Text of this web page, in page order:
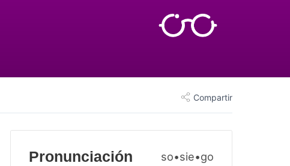
Compartir
Pronunciación so•sie•go